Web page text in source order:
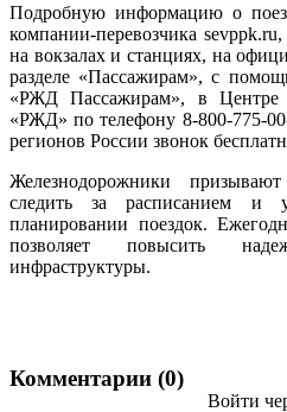
Подробную информацию о
компании-перевозчика
на вокзалах и станциях, на
разделе «Пассажирам», с
«РЖД Пассажирам», в
«РЖД» по телефону 8-800-775-
регионов России звонок
Железнодорожники
следить за расписанием и
планировании поездок.
позволяет повысить
инфраструктуры.
Комментарии (0)
Войти